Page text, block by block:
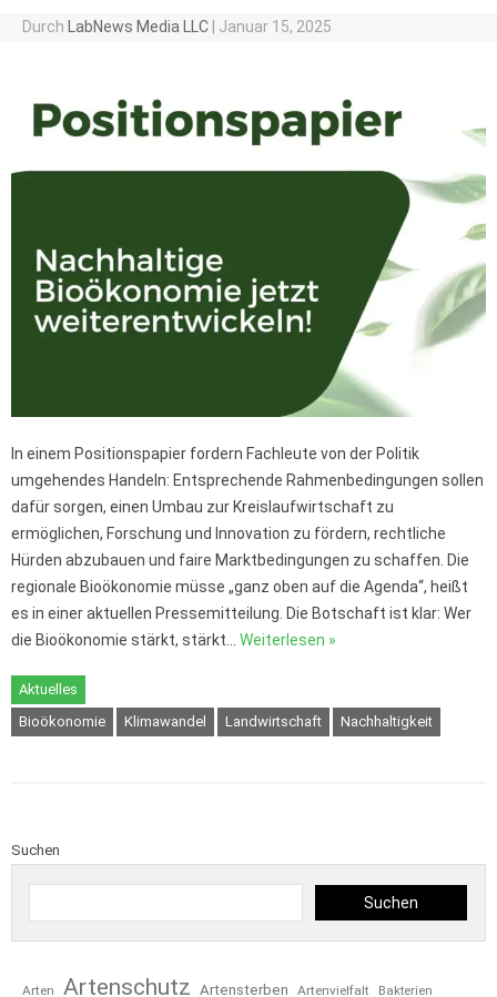
Durch LabNews Media LLC Januar 15, 2025
In einem Positionspapier fordern Fachleute von der Politik
umgehendes Handeln: Entsprechende Rahmenbedingungen sollen
dafür sorgen, einen Umbau zur Kreislaufwirtschaft zu
ermöglichen, Forschung und Innovation zu fördern, rechtliche
Hürden abzubauen und faire Marktbedingungen zu schaffen. Die
regionale Bioökonomie müsse „ganz oben auf die Agenda“, heißt
es in einer aktuellen Pressemitteilung. Die Botschaft ist klar: Wer
die Bioökonomie stärkt, stärkt… Weiterlesen »
Aktuelles
Bioökonomie
Klimawandel Landwirtschaft Nachhaltigkeit
Suchen
Suchen
Arten Artenschutz Artensterben Artenvielfalt Bakterien